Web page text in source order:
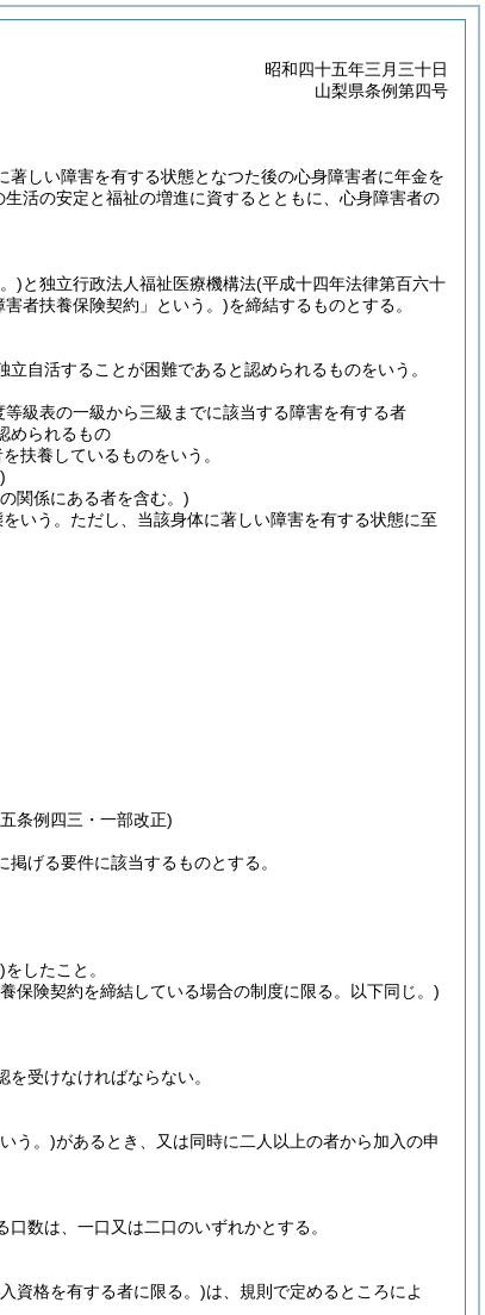
昭和四十五年三月三十日
山梨県条例第四号
しい障害を有する状態となつた後の心身障害者に年金を
活の安定と福祉の増進に資するとともに、心身障害者の
)と独立行政法人福祉医療機構法(平成十四年法律第百六十
害者扶養保険契約」という。)を締結するものとする。
自活することが困難であると認められるものをいう。
級表の一級から三級までに該当する障害を有する者
められるもの
扶養しているものをいう。
関係にある者を含む。)
いう。 ただし、当該身体に著しい障害を有する状態に至
条例四三・一部改正)
げる要件に該当するものとする。
をしたこと。
保険契約を締結している場合の制度に限る。以下同じ。)
受けなければならない。
う。)があるとき、又は同時に二人以上の者から加入の申
数は、一口又は二口のいずれかとする。
資格を有する者に限る。)は、規則で定めるところによ